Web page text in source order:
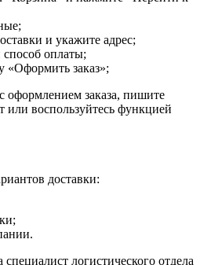
и укажите адрес;
оплаты;
заказ»;
оформлением заказа, пишите
или воспользуйтесь функцией
доставки:
логистического отдела